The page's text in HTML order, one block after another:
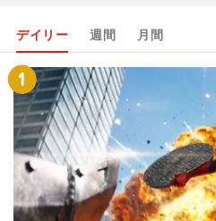
デイリー 週間 月間